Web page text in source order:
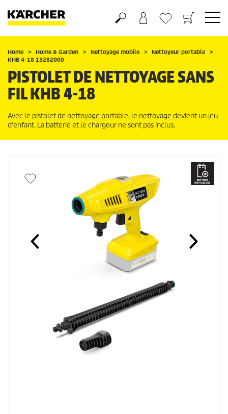
Panier
Mes Favoris
Home Home & Garden Nettoyage mobile
Nettoyeur portable
KHB 4-18 13282000
PISTOLET DE NETTOYAGE SANS
FIL KHB 4-18
Avec le pistolet de nettoyage portable, le nettoyage devient un jeu
d'enfant. La batterie et le chargeur ne sont pas inclus.